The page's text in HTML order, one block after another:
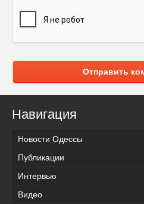
Отправить
Навигация
Новости Одессы
Публикации
Интервью
Видео